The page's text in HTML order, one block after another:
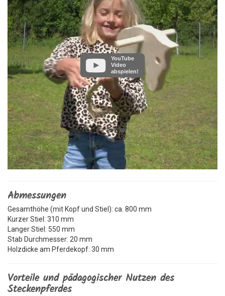
YouTube
Video
abspielen!
Abmessungen
Gesamthöhe (mit Kopf und Stiel): ca. 800 mm
Kurzer Stiel: 310 mm
Langer Stiel: 550 mm
Stab Durchmesser: 20 mm
Holzdicke am Pferdekopf: 30 mm
Vorteile und pädagogischer Nutzen des
Steckenpferdes